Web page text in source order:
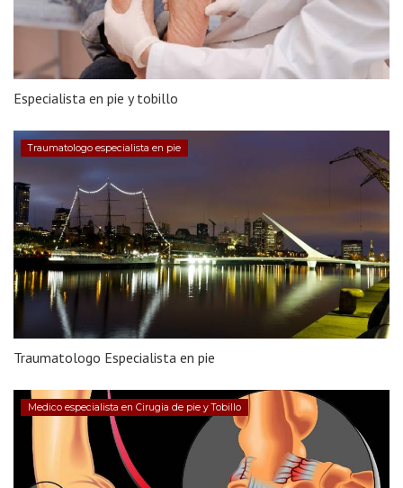
Especialista en pie y tobillo
Traumatologo especialista en pie
Traumatologo Especialista en pie
Medico especialista en Cirugia de pie y Tobillo